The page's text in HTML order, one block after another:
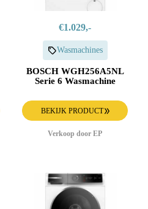
€1.029,-
Wasmachines
BOSCH WGH256A5NL
Serie 6 Wasmachine
BEKIJK PRODUCT
Verkoop door EP